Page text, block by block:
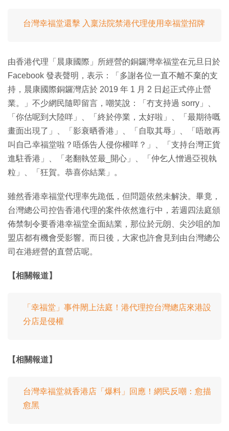
台灣幸福堂還擊 入稟法院禁港代理使用幸福堂招牌
由香港代理「晨康國際」所經營的銅鑼灣幸福堂在元旦日於
Facebook 發表聲明，表示：「多謝各位一直不離不棄的支
持，晨康國際銅鑼灣店於 2019 年 1 月 2 日起正式停止營
業。」不少網民隨即留言，嘲笑說：「冇支持過 sorry」、
「你估呢到大陸咩」、「終於停業，太好啦」、「最期待嘅
畫面出現了」、「影衰晒香港」、「自取其辱」、「唔敢再
叫自己幸福堂啦？唔係告人侵你權咩？」、「支持台灣正貨
進駐香港」、「老翻執笠最_開心」、「仲乞人憎過亞視執
粒」、「狂賀。恭喜你結業」。
雖然香港幸福堂代理率先跪低，但問題依然未解決。畢竟，
台灣總公司控告香港代理的案件依然進行中，若週四法庭頒
佈禁制令要香港幸福堂全面結業，那位於元朗、尖沙咀的加
盟店都有機會受影響。而日後，大家也許會見到由台灣總公
司在港經營的直營店呢。
【相關報道】
「幸福堂」事件閙上法庭！港代理控台灣總店來港設
分店是侵權
【相關報道】
台灣幸福堂就香港店「爆料」回應！網民反嘲：愈描
愈黑